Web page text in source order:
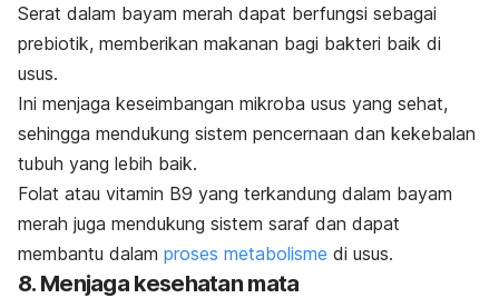
Serat dalam bayam merah dapat berfungsi sebagai
prebiotik, memberikan makanan bagi bakteri baik di
usus.
Ini menjaga keseimbangan mikroba usus yang sehat,
sehingga mendukung sistem pencernaan dan kekebalan
tubuh yang lebih baik.
Folat atau vitamin B9 yang terkandung dalam bayam
merah juga mendukung sistem saraf dan dapat
membantu dalam proses metabolisme di usus.
8. Menjaga kesehatan mata